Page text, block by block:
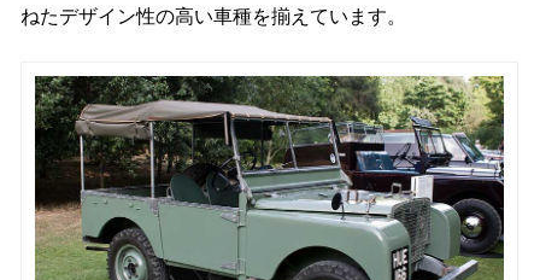
ねたデザイン性の高い車種を揃えています。